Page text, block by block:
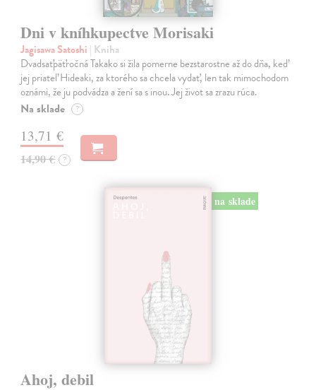
Dni v kníhkupectve Morisaki
Jagisawa Satoshi | Kniha
Dvadsaťpäťročná Takako si žila pomerne bezstarostne až do dňa, keď
jej priateľ Hideaki, za ktorého sa chcela vydať, len tak mimochodom
oznámi, že ju podvádza a žení sa s inou. Jej život sa zrazu rúca.
Na sklade ?
13,71 €
14,90 € ?
na sklade
Ahoj, debil